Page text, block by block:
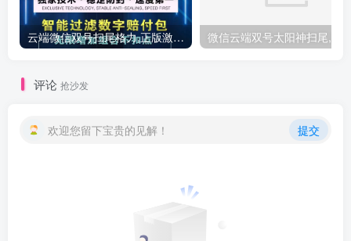
云端微信双号扫尾格力,正版激活码授权点数1500-3000-5000-10000
评论 抢沙发
欢迎您留下宝贵的见解！ 提交